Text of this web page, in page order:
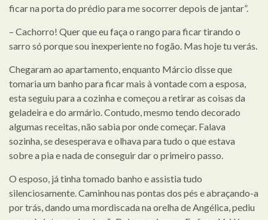
ficar na porta do prédio para me socorrer depois de jantar”.
– Cachorro! Quer que eu faça o rango para ficar tirando o
sarro só porque sou inexperiente no fogão. Mas hoje tu verás.
Chegaram ao apartamento, enquanto Márcio disse que
tomaria um banho para ficar mais à vontade com a esposa,
esta seguiu para a cozinha e começou a retirar as coisas da
geladeira e do armário. Contudo, mesmo tendo decorado
algumas receitas, não sabia por onde começar. Falava
sozinha, se desesperava e olhava para tudo o que estava
sobre a pia e nada de conseguir dar o primeiro passo.
O esposo, já tinha tomado banho e assistia tudo
silenciosamente. Caminhou nas pontas dos pés e abraçando-a
por trás, dando uma mordiscada na orelha de Angélica, pediu